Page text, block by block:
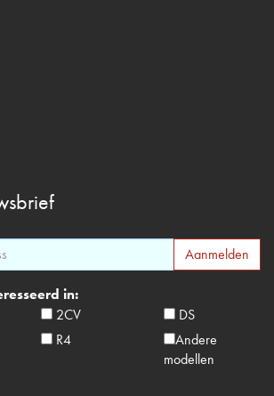
in:
2CV
DS
R4
Andere
modellen